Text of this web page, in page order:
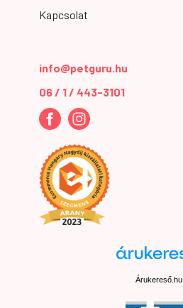
Kapcsolat
info@petguru.hu
06 / 1 / 443-3101
Árukereső.hu